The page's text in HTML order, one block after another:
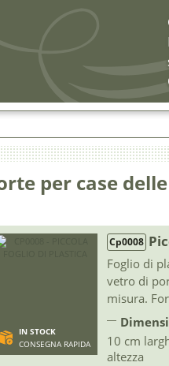
per case
IN STOCK
CONSEGNA RAPIDA
Cp0008
Foglio di
vetro di
misura.
10 cm
altezza